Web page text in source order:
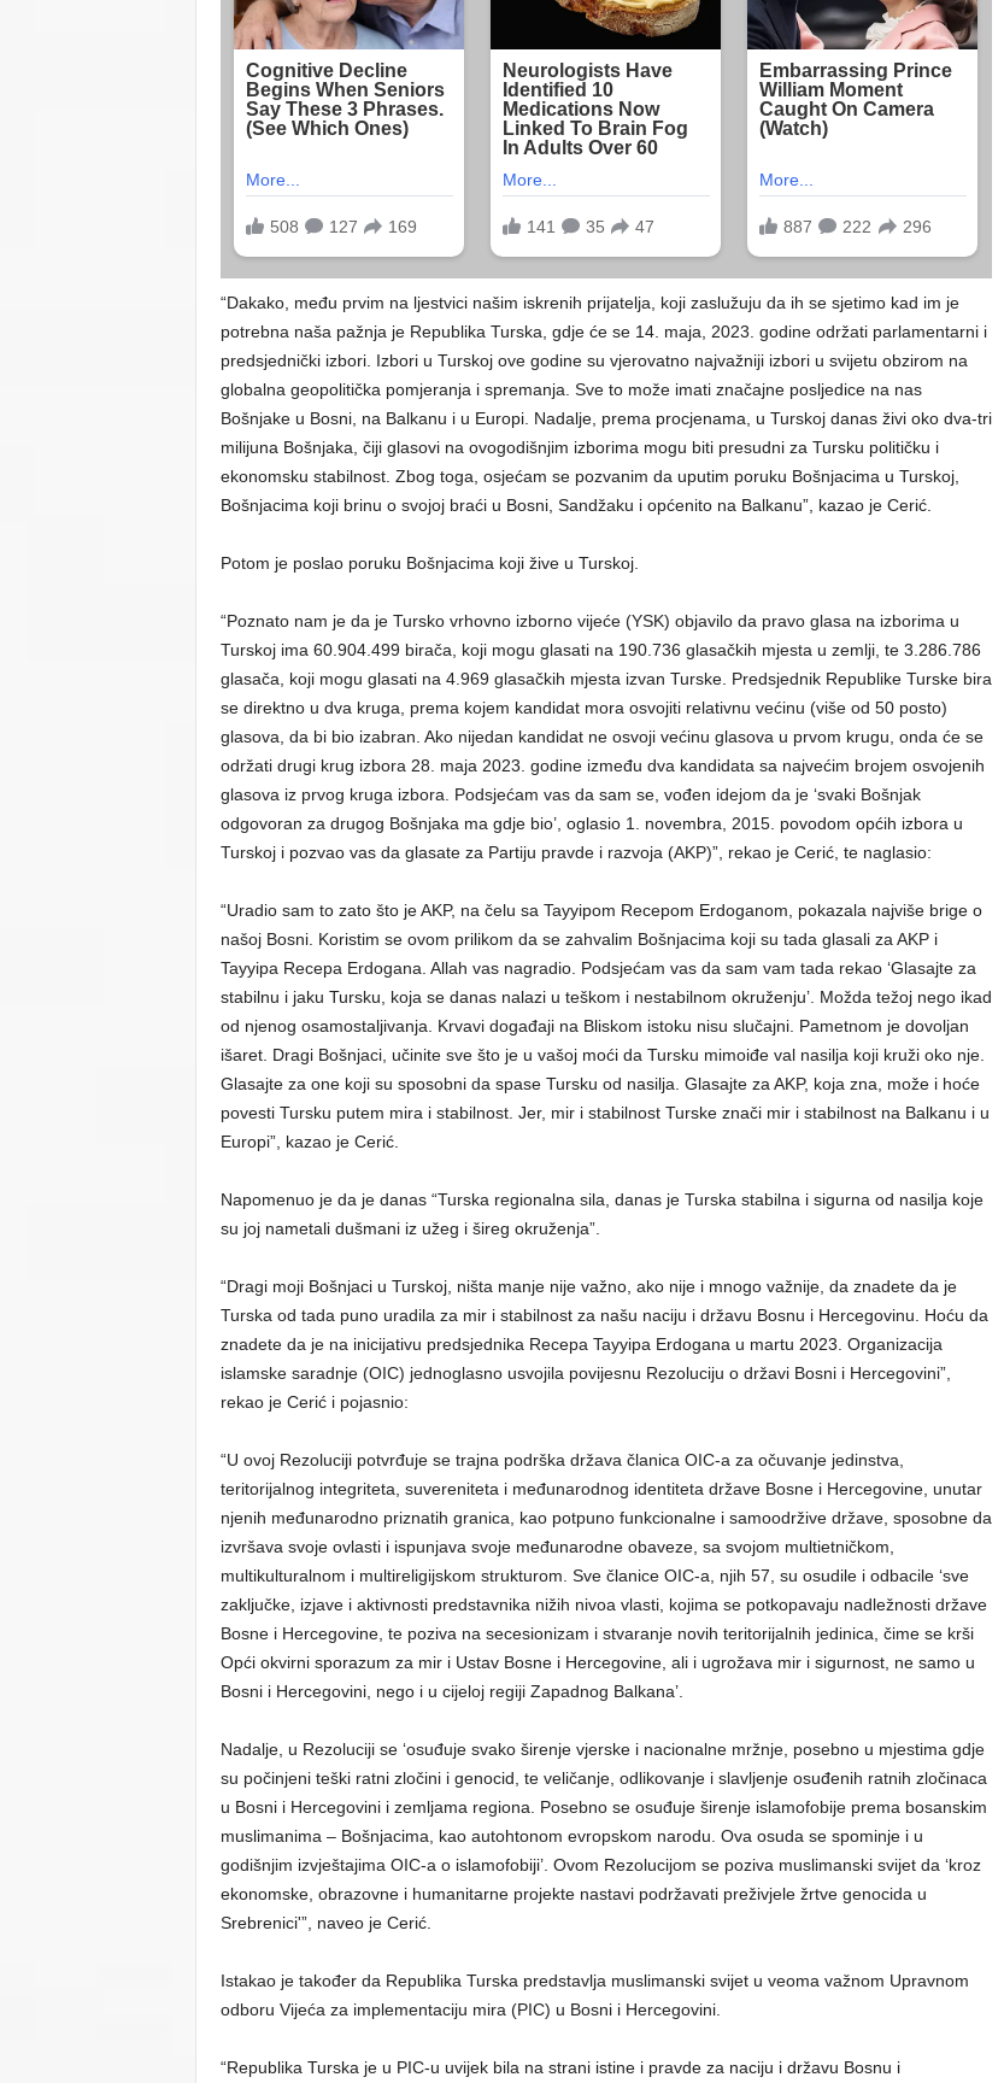
“Dakako, među prvim na ljestvici našim iskrenih prijatelja, koji zaslužuju da ih se sjetimo kad im je
potrebna naša pažnja je Republika Turska, gdje će se 14. maja, 2023. godine održati parlamentarni i
predsjednički izbori. Izbori u Turskoj ove godine su vjerovatno najvažniji izbori u svijetu obzirom na
globalna geopolitička pomjeranja i spremanja. Sve to može imati značajne posljedice na nas
Bošnjake u Bosni, na Balkanu i u Europi. Nadalje, prema procjenama, u Turskoj danas živi oko dva-tri
milijuna Bošnjaka, čiji glasovi na ovogodišnjim izborima mogu biti presudni za Tursku političku i
ekonomsku stabilnost. Zbog toga, osjećam se pozvanim da uputim poruku Bošnjacima u Turskoj,
Bošnjacima koji brinu o svojoj braći u Bosni, Sandžaku i općenito na Balkanu”, kazao je Cerić.
Potom je poslao poruku Bošnjacima koji žive u Turskoj.
“Poznato nam je da je Tursko vrhovno izborno vijeće (YSK) objavilo da pravo glasa na izborima u
Turskoj ima 60.904.499 birača, koji mogu glasati na 190.736 glasačkih mjesta u zemlji, te 3.286.786
glasača, koji mogu glasati na 4.969 glasačkih mjesta izvan Turske. Predsjednik Republike Turske bira
se direktno u dva kruga, prema kojem kandidat mora osvojiti relativnu većinu (više od 50 posto)
glasova, da bi bio izabran. Ako nijedan kandidat ne osvoji većinu glasova u prvom krugu, onda će se
održati drugi krug izbora 28. maja 2023. godine između dva kandidata sa najvećim brojem osvojenih
glasova iz prvog kruga izbora. Podsjećam vas da sam se, vođen idejom da je ‘svaki Bošnjak
odgovoran za drugog Bošnjaka ma gdje bio’, oglasio 1. novembra, 2015. povodom općih izbora u
Turskoj i pozvao vas da glasate za Partiju pravde i razvoja (AKP)”, rekao je Cerić, te naglasio:
“Uradio sam to zato što je AKP, na čelu sa Tayyipom Recepom Erdoganom, pokazala najviše brige o
našoj Bosni. Koristim se ovom prilikom da se zahvalim Bošnjacima koji su tada glasali za AKP i
Tayyipa Recepa Erdogana. Allah vas nagradio. Podsjećam vas da sam vam tada rekao ‘Glasajte za
stabilnu i jaku Tursku, koja se danas nalazi u teškom i nestabilnom okruženju’. Možda težoj nego ikad
od njenog osamostaljivanja. Krvavi događaji na Bliskom istoku nisu slučajni. Pametnom je dovoljan
išaret. Dragi Bošnjaci, učinite sve što je u vašoj moći da Tursku mimoiđe val nasilja koji kruži oko nje.
Glasajte za one koji su sposobni da spase Tursku od nasilja. Glasajte za AKP, koja zna, može i hoće
povesti Tursku putem mira i stabilnost. Jer, mir i stabilnost Turske znači mir i stabilnost na Balkanu i u
Europi”, kazao je Cerić.
Napomenuo je da je danas “Turska regionalna sila, danas je Turska stabilna i sigurna od nasilja koje
su joj nametali dušmani iz užeg i šireg okruženja”.
“Dragi moji Bošnjaci u Turskoj, ništa manje nije važno, ako nije i mnogo važnije, da znadete da je
Turska od tada puno uradila za mir i stabilnost za našu naciju i državu Bosnu i Hercegovinu. Hoću da
znadete da je na inicijativu predsjednika Recepa Tayyipa Erdogana u martu 2023. Organizacija
islamske saradnje (OIC) jednoglasno usvojila povijesnu Rezoluciju o državi Bosni i Hercegovini”,
rekao je Cerić i pojasnio:
“U ovoj Rezoluciji potvrđuje se trajna podrška država članica OIC-a za očuvanje jedinstva,
teritorijalnog integriteta, suvereniteta i međunarodnog identiteta države Bosne i Hercegovine, unutar
njenih međunarodno priznatih granica, kao potpuno funkcionalne i samoodržive države, sposobne da
izvršava svoje ovlasti i ispunjava svoje međunarodne obaveze, sa svojom multietničkom,
multikulturalnom i multireligijskom strukturom. Sve članice OIC-a, njih 57, su osudile i odbacile ‘sve
zaključke, izjave i aktivnosti predstavnika nižih nivoa vlasti, kojima se potkopavaju nadležnosti države
Bosne i Hercegovine, te poziva na secesionizam i stvaranje novih teritorijalnih jedinica, čime se krši
Opći okvirni sporazum za mir i Ustav Bosne i Hercegovine, ali i ugrožava mir i sigurnost, ne samo u
Bosni i Hercegovini, nego i u cijeloj regiji Zapadnog Balkana’.
Nadalje, u Rezoluciji se ‘osuđuje svako širenje vjerske i nacionalne mržnje, posebno u mjestima gdje
su počinjeni teški ratni zločini i genocid, te veličanje, odlikovanje i slavljenje osuđenih ratnih zločinaca
u Bosni i Hercegovini i zemljama regiona. Posebno se osuđuje širenje islamofobije prema bosanskim
muslimanima – Bošnjacima, kao autohtonom evropskom narodu. Ova osuda se spominje i u
godišnjim izvještajima OIC-a o islamofobiji’. Ovom Rezolucijom se poziva muslimanski svijet da ‘kroz
ekonomske, obrazovne i humanitarne projekte nastavi podržavati preživjele žrtve genocida u
Srebrenici'”, naveo je Cerić.
Istakao je također da Republika Turska predstavlja muslimanski svijet u veoma važnom Upravnom
odboru Vijeća za implementaciju mira (PIC) u Bosni i Hercegovini.
“Republika Turska je u PIC-u uvijek bila na strani istine i pravde za naciju i državu Bosnu i